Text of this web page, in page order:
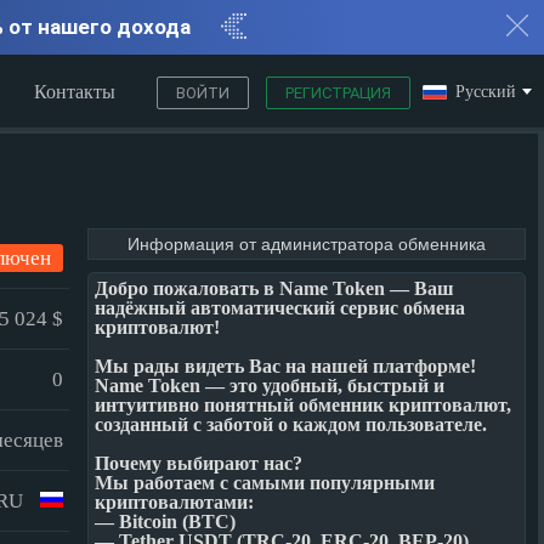
от нашего дохода
Русский
Контакты ВОЙТИ РЕГИСТРАЦИЯ
024 $
0
Информация от администратора обменника
Добро пожаловать в Name Token — Ваш
надёжный автоматический сервис обмена
криптовалют!
Мы рады видеть Вас на нашей платформе!
Name Token — это удобный, быстрый и
интуитивно понятный обменник криптовалют,
созданный с заботой о каждом пользователе.
Почему выбирают нас?
Мы работаем с самыми популярными
криптовалютами:
— Bitcoin (BTC)